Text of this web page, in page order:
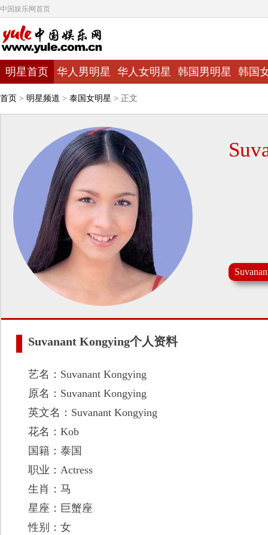
中国娱乐网首页
明星首页 华人男明星 华人女明星 韩国男明星 韩国
首页 > 明星频道 > 泰国女明星 > 正文
Suvanant Kongying个人资料
艺名：Suvanant Kongying
原名：Suvanant Kongying
英文名：Suvanant Kongying
花名：Kob
国籍：泰国
职业：Actress
生肖：马
星座：巨蟹座
性别：女